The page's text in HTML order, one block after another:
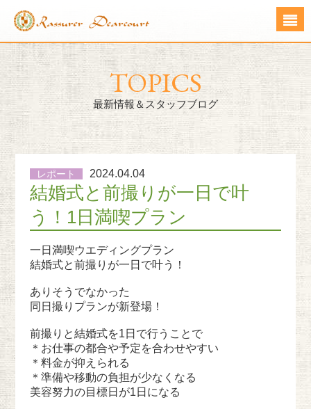
TOPICS
最新情報＆スタッフブログ
レポート 2024.04.04
結婚式と前撮りが一日で叶
う！1日満喫プラン
一日満喫ウエディングプラン
結婚式と前撮りが一日で叶う！
ありそうでなかった
同日撮りプランが新登場！
前撮りと結婚式を1日で行うことで
＊お仕事の都合や予定を合わせやすい
＊料金が抑えられる
＊準備や移動の負担が少なくなる
美容努力の目標日が1日になる